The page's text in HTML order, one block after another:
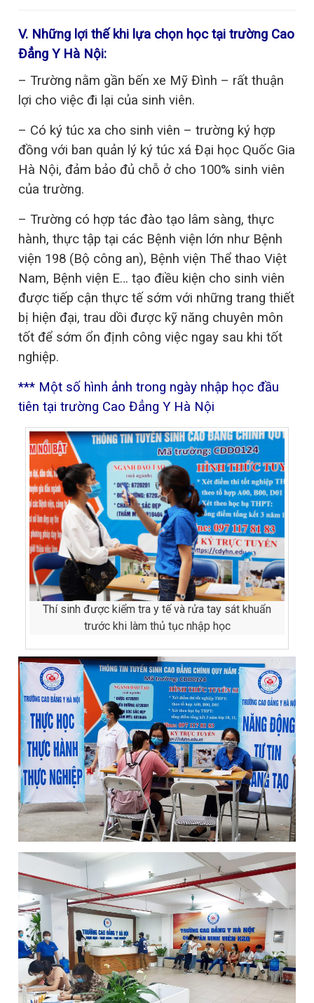
V. Những lợi thế khi lựa chọn học tại trường Cao
Đẳng Y Hà Nội:
– Trường nằm gần bến xe Mỹ Đình – rất thuận
lợi cho việc đi lại của sinh viên.
– Có ký túc xa cho sinh viên – trường ký hợp
đồng với ban quản lý ký túc xá Đại học Quốc Gia
Hà Nội, đảm bảo đủ chỗ ở cho 100% sinh viên
của trường.
– Trường có hợp tác đào tạo lâm sàng, thực
hành, thực tập tại các Bệnh viện lớn như Bệnh
viện 198 (Bộ công an), Bệnh viện Thể thao Việt
Nam, Bệnh viện E… tạo điều kiện cho sinh viên
được tiếp cận thực tế sớm với những trang thiết
bị hiện đại, trau dồi được kỹ năng chuyên môn
tốt để sớm ổn định công việc ngay sau khi tốt
nghiệp.
*** Một số hình ảnh trong ngày nhập học đầu
tiên tại trường Cao Đẳng Y Hà Nội
Thí sinh được kiểm tra y tế và rửa tay sát khuẩn
trước khi làm thủ tục nhập học